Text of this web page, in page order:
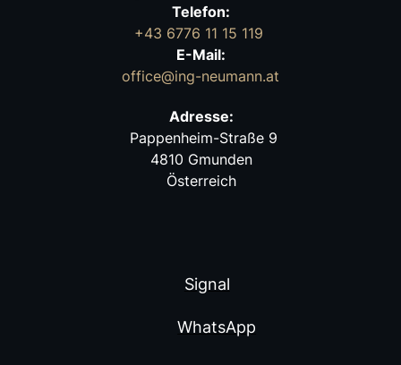
Telefon:
+43 6776 11 15 119
E-Mail:
office@ing-neumann.at
Adresse:
Pappenheim-Straße 9
4810 Gmunden
Österreich
Signal
WhatsApp